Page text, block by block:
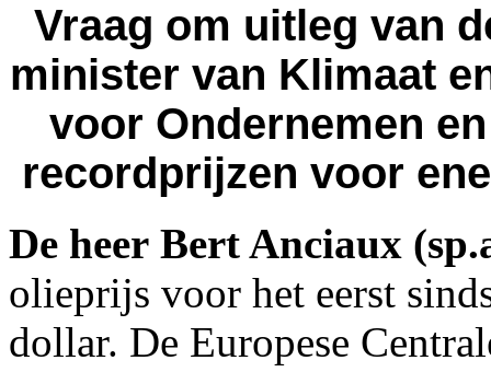
Vraag om uitleg van
minister van Klimaat
voor Ondernemen
recordprijzen voor
De heer Bert Anciaux
olieprijs voor het eerst
dollar. De Europese